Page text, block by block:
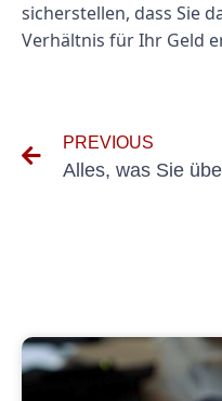
sicherstellen, dass Sie
Verhältnis für Ihr Geld
PREVIOUS